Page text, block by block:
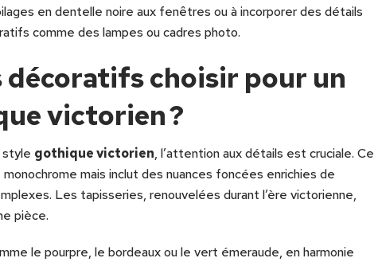
en dentelle noire aux fenêtres ou à incorporer des détails
comme des lampes ou cadres photo.
décoratifs choisir pour un
victorien ?
style gothique victorien, l’attention aux détails est cruciale. Ce
mais inclut des nuances foncées enrichies de
Les tapisseries, renouvelées durant l’ère victorienne,
pièce.
le pourpre, le bordeaux ou le vert émeraude, en harmonie